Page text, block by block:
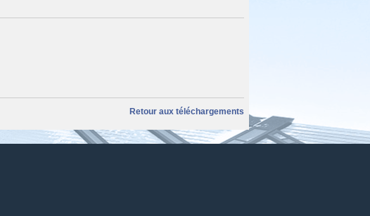
Retour aux téléchargements